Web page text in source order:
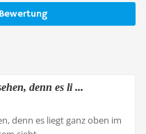
denn es li ...
denn es liegt ganz oben im